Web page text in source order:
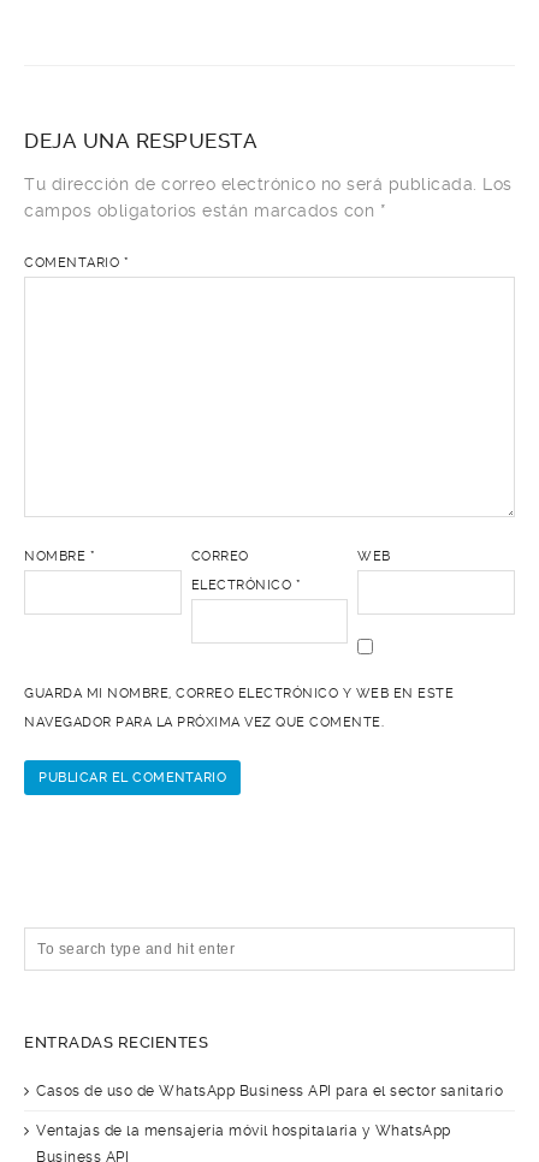
DEJA UNA RESPUESTA
Tu dirección de correo electrónico no será publicada.
Los
campos obligatorios están marcados con *
COMENTARIO *
NOMBRE *
CORREO
ELECTRÓNICO *
WEB
GUARDA MI NOMBRE, CORREO ELECTRÓNICO Y WEB EN ESTE
NAVEGADOR PARA LA PRÓXIMA VEZ QUE COMENTE.
ENTRADAS RECIENTES
Casos de uso de WhatsApp Business API para el sector sanitario
Ventajas de la mensajería móvil hospitalaria y WhatsApp
Business API